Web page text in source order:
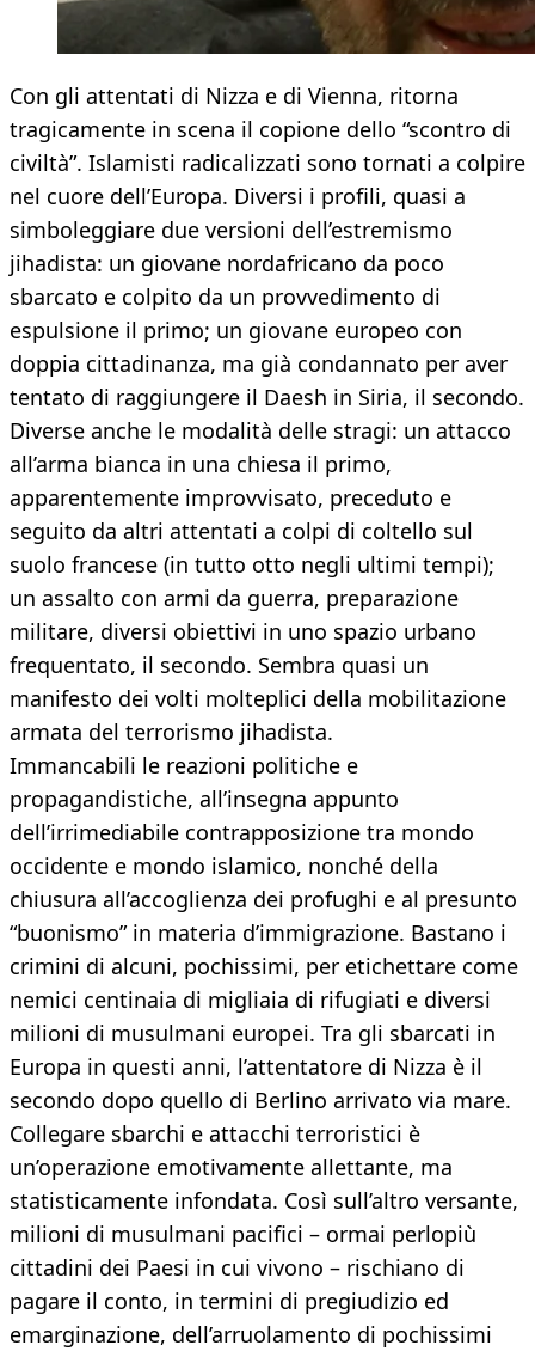
Con gli attentati di Nizza e di Vienna, ritorna
tragicamente in scena il copione dello “scontro di
civiltà”. Islamisti radicalizzati sono tornati a colpire
nel cuore dell’Europa. Diversi i profili, quasi a
simboleggiare due versioni dell’estremismo
jihadista: un giovane nordafricano da poco
sbarcato e colpito da un provvedimento di
espulsione il primo; un giovane europeo con
doppia cittadinanza, ma già condannato per aver
tentato di raggiungere il Daesh in Siria, il secondo.
Diverse anche le modalità delle stragi: un attacco
all’arma bianca in una chiesa il primo,
apparentemente improvvisato, preceduto e
seguito da altri attentati a colpi di coltello sul
suolo francese (in tutto otto negli ultimi tempi);
un assalto con armi da guerra, preparazione
militare, diversi obiettivi in uno spazio urbano
frequentato, il secondo. Sembra quasi un
manifesto dei volti molteplici della mobilitazione
armata del terrorismo jihadista.
Immancabili le reazioni politiche e
propagandistiche, all’insegna appunto
dell’irrimediabile contrapposizione tra mondo
occidente e mondo islamico, nonché della
chiusura all’accoglienza dei profughi e al presunto
“buonismo” in materia d’immigrazione. Bastano i
crimini di alcuni, pochissimi, per etichettare come
nemici centinaia di migliaia di rifugiati e diversi
milioni di musulmani europei. Tra gli sbarcati in
Europa in questi anni, l’attentatore di Nizza è il
secondo dopo quello di Berlino arrivato via mare.
Collegare sbarchi e attacchi terroristici è
un’operazione emotivamente allettante, ma
statisticamente infondata. Così sull’altro versante,
milioni di musulmani pacifici – ormai perlopiù
cittadini dei Paesi in cui vivono – rischiano di
pagare il conto, in termini di pregiudizio ed
emarginazione, dell’arruolamento di pochissimi